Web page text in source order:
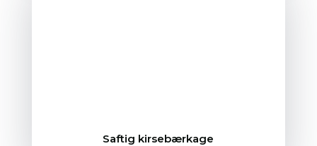
Saftig kirsebærkage